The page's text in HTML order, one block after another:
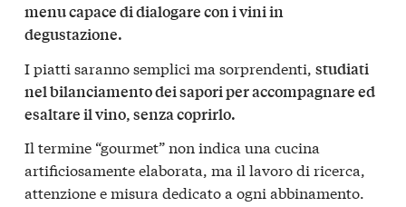
menu capace di dialogare con i vini in
degustazione.
I piatti saranno semplici ma sorprendenti, studiati
nel bilanciamento dei sapori per accompagnare ed
esaltare il vino, senza coprirlo.
Il termine “gourmet” non indica una cucina
artificiosamente elaborata, ma il lavoro di ricerca,
attenzione e misura dedicato a ogni abbinamento.